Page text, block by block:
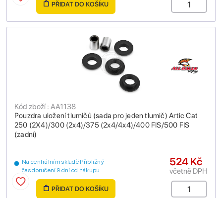
PŘIDAT DO KOŠÍKU
Pouzdra uložení tlumičů (sada pro jeden tlumič) Artic Cat
250 (2X4)/300 (2x4)/375 (2x4/4x4)/400 FIS/500 FIS
(zadní)
Kód zboží : AA1138
Na centrálním skladě Přibližný
čas doručení 9 dní od nákupu
524 Kč
včetně DPH
PŘIDAT DO KOŠÍKU